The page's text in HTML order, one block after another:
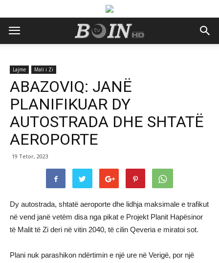
Lajme Mali i Zi
ABAZOVIQ: JANË
PLANIFIKUAR DY
AUTOSTRADA DHE SHTATË
AEROPORTE
19 Tetor, 2023
Dy autostrada, shtatë aeroporte dhe lidhja maksimale e trafikut
në vend janë vetëm disa nga pikat e Projekt Planit Hapësinor
të Malit të Zi deri në vitin 2040, të cilin Qeveria e miratoi sot.
Plani nuk parashikon ndërtimin e një ure në Verigë, por një